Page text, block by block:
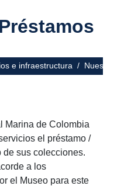
Préstamos
e infraestructura / Nuestros
Marina de Colombia
el préstamo /
sus colecciones.
a los
el Museo para este